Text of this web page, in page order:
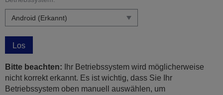
Los
Bitte beachten: Ihr Betriebssystem wird möglicherweise
nicht korrekt erkannt. Es ist wichtig, dass Sie Ihr
Betriebssystem oben manuell auswählen, um